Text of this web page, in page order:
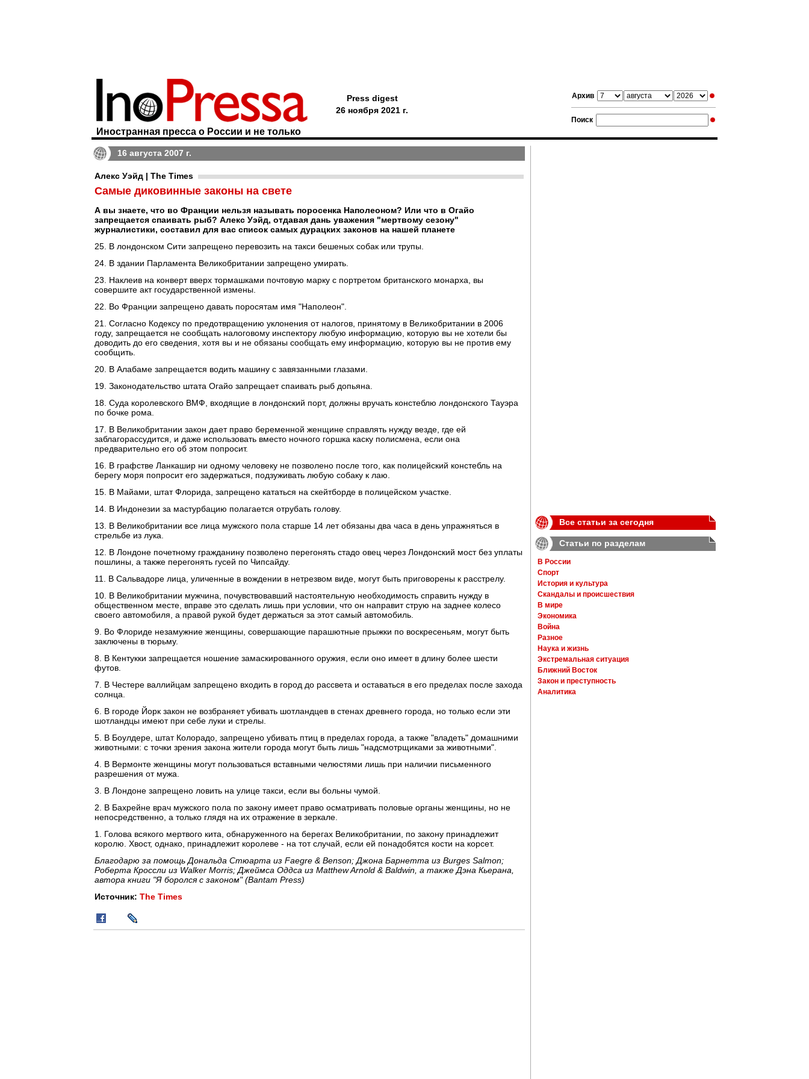
Архив
Поиск
Иностранная пресса о России и не только
Press digest
26 ноября 2021 г.
16 августа 2007 г.
Алекс Уэйд | The Times
Самые диковинные законы на свете
А вы знаете, что во Франции нельзя называть поросенка Наполеоном? Или что в Огайо
запрещается спаивать рыб? Алекс Уэйд, отдавая дань уважения "мертвому сезону"
журналистики, составил для вас список самых дурацких законов на нашей планете
25. В лондонском Сити запрещено перевозить на такси бешеных собак или трупы.
24. В здании Парламента Великобритании запрещено умирать.
23. Наклеив на конверт вверх тормашками почтовую марку с портретом британского монарха, вы
совершите акт государственной измены.
22. Во Франции запрещено давать поросятам имя "Наполеон".
21. Согласно Кодексу по предотвращению уклонения от налогов, принятому в Великобритании в 2006
году, запрещается не сообщать налоговому инспектору любую информацию, которую вы не хотели бы
доводить до его сведения, хотя вы и не обязаны сообщать ему информацию, которую вы не против ему
сообщить.
20. В Алабаме запрещается водить машину с завязанными глазами.
19. Законодательство штата Огайо запрещает спаивать рыб допьяна.
18. Суда королевского ВМФ, входящие в лондонский порт, должны вручать констеблю лондонского Тауэра
по бочке рома.
17. В Великобритании закон дает право беременной женщине справлять нужду везде, где ей
заблагорассудится, и даже использовать вместо ночного горшка каску полисмена, если она
предварительно его об этом попросит.
16. В графстве Ланкашир ни одному человеку не позволено после того, как полицейский констебль на
берегу моря попросит его задержаться, подзуживать любую собаку к лаю.
15. В Майами, штат Флорида, запрещено кататься на скейтборде в полицейском участке.
14. В Индонезии за мастурбацию полагается отрубать голову.
13. В Великобритании все лица мужского пола старше 14 лет обязаны два часа в день упражняться в
стрельбе из лука.
12. В Лондоне почетному гражданину позволено перегонять стадо овец через Лондонский мост без уплаты
пошлины, а также перегонять гусей по Чипсайду.
11. В Сальвадоре лица, уличенные в вождении в нетрезвом виде, могут быть приговорены к расстрелу.
10. В Великобритании мужчина, почувствовавший настоятельную необходимость справить нужду в
общественном месте, вправе это сделать лишь при условии, что он направит струю на заднее колесо
своего автомобиля, а правой рукой будет держаться за этот самый автомобиль.
9. Во Флориде незамужние женщины, совершающие парашютные прыжки по воскресеньям, могут быть
заключены в тюрьму.
8. В Кентукки запрещается ношение замаскированного оружия, если оно имеет в длину более шести
футов.
7. В Честере валлийцам запрещено входить в город до рассвета и оставаться в его пределах после захода
солнца.
6. В городе Йорк закон не возбраняет убивать шотландцев в стенах древнего города, но только если эти
шотландцы имеют при себе луки и стрелы.
5. В Боулдере, штат Колорадо, запрещено убивать птиц в пределах города, а также "владеть" домашними
животными: с точки зрения закона жители города могут быть лишь "надсмотрщиками за животными".
4. В Вермонте женщины могут пользоваться вставными челюстями лишь при наличии письменного
разрешения от мужа.
3. В Лондоне запрещено ловить на улице такси, если вы больны чумой.
2. В Бахрейне врач мужского пола по закону имеет право осматривать половые органы женщины, но не
непосредственно, а только глядя на их отражение в зеркале.
1. Голова всякого мертвого кита, обнаруженного на берегах Великобритании, по закону принадлежит
королю. Хвост, однако, принадлежит королеве - на тот случай, если ей понадобятся кости на корсет.
Благодарю за помощь Дональда Стюарта из Faegre & Benson; Джона Барнетта из Burges Salmon;
Роберта Кроссли из Walker Morris; Джеймса Оддса из Matthew Arnold & Baldwin, а также Дэна Кьерана,
автора книги "Я боролся с законом" (Bantam Press)
Источник: The Times
Все статьи за сегодня
Статьи по разделам
В России
Спорт
История и культура
Скандалы и происшествия
В мире
Экономика
Война
Разное
Наука и жизнь
Экстремальная ситуация
Ближний Восток
Закон и преступность
Аналитика